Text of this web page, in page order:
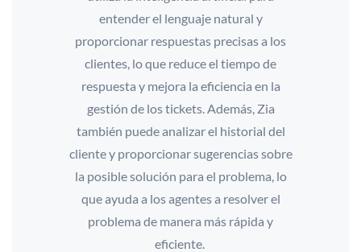
entender el lenguaje natural y
proporcionar respuestas precisas a los
clientes, lo que reduce el tiempo de
respuesta y mejora la eficiencia en la
gestión de los tickets. Además, Zia
también puede analizar el historial del
cliente y proporcionar sugerencias sobre
la posible solución para el problema, lo
que ayuda a los agentes a resolver el
problema de manera más rápida y
eficiente.